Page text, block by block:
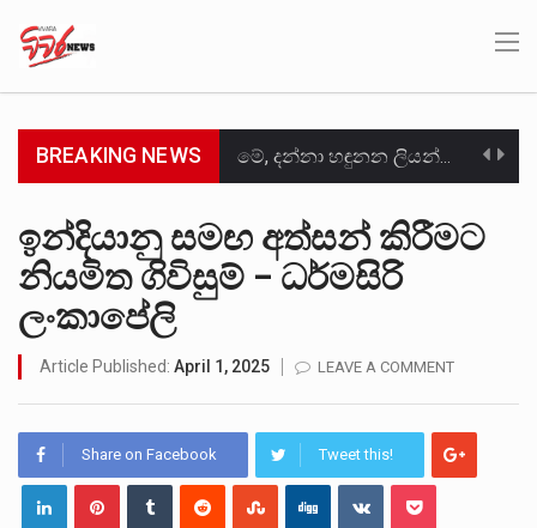
BREAKING NEWS මේ, දන්නා හඳුනන ලියන්නකුගේ නන්නාඳුනන අඩවියක සැරිසරා ලද ආස්වාදනීය මොහොතක සිංහාවලෝකනයකි .කෙටි කවියක දිගු බර…
බන්ධනාගාර රැදවියන් 1,021 දෙනෙකු ඉකුත් වසර පහක කාලය තුලදී (2020 ජනවාරි 01 සිට 2025 දෙසැම්බර්…
මහර බන්ධනාගාරයේ අද ඇතිවූ සිද්ධියෙන් තුවාල ලැබූ බව කියන රැඳවියන් ගණන ඉහළ ගොස් තිබේ. ඒ…
ඉන්දියානු සමඟ අත්සන් කිරීමට
නියමිත ගිවිසුම් – ධර්මසිරි
ලංකාපේලි
Article Published: April 1, 2025 LEAVE A COMMENT
Share on Facebook Tweet this!